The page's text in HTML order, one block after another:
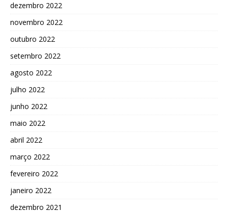
dezembro 2022
novembro 2022
outubro 2022
setembro 2022
agosto 2022
julho 2022
junho 2022
maio 2022
abril 2022
março 2022
fevereiro 2022
janeiro 2022
dezembro 2021